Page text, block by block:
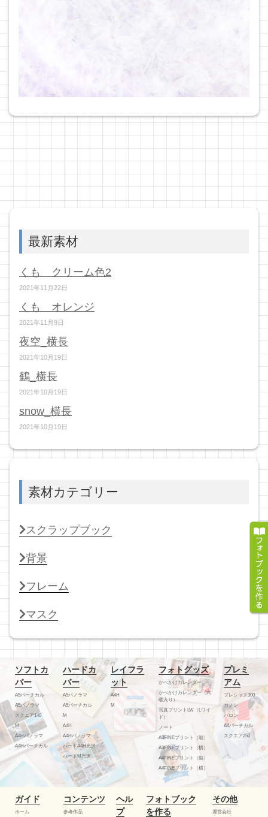
最新素材
くも クリーム色2
2021年11月22日
くも オレンジ
2021年11月9日
夜空_横長
2021年10月19日
鶴_横長
2021年10月19日
snow_横長
2021年10月19日
素材カテゴリー
スクラップブック
背景
フレーム
マスク
ソフトカ
バー
A5バーチカル
A5パノラマ
スクエア140
M
A4Hパノラマ
A4Hバーチカル
ハードカ
バー
A5パノラマ
A5バーチカル
M
A4H
A4Hパノラマ
ハードA4H光沢
ハードM光沢
レイフラ
ット
A4H
M
フォトグッズ
かべかけカレンダー
かべかけカレンダー（六
曜入り）
写真プリントLW（Lワイ
ド）
ノート
A3FINEプリント（縦）
A3FINEプリント（横）
A4FINEプリント（縦）
A4FINEプリント（横）
プレミ
アム
プレシャス300
カノン
バロン
A4バーチカル
スクエア250
ガイド
ホーム
コンテンツ
参考作品
ヘル
プ
フォトブック
を作る
その他
運営会社